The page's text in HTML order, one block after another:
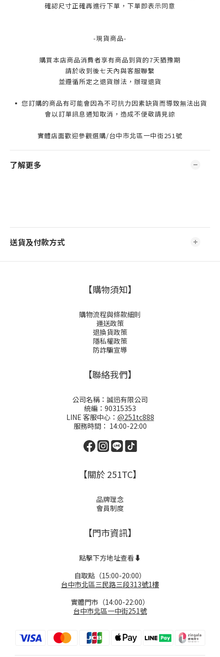
確認尺寸正確再進行下單，下單即表示同意
-現貨商品-
購買本店商品消費者享有商品到貨的7天猶豫期
請於收到後七天內與客服聯繫
並遵循所定之退貨辦法，辦理退貨
▪️ 您訂購的商品有可能會因為不可抗力因素缺貨而導致無法出貨
會以訂單訊息通知取消，造成不便敬請見諒
實體店面歡迎參觀選購/台中市北區一中街251號
了解更多
送貨及付款方式
【購物須知】
購物流程與條款細則
運送政策
退換貨政策
隱私權政策
防詐騙宣導
【聯絡我們】
公司名稱：誠迅有限公司
統編：90315353
LINE 客服中心： @251tc888
服務時間： 14:00-22:00
【關於 251TC】
品牌理念
會員制度
【門市資訊】
點擊下方地址查看⬇️
自取點（15:00-20:00）
台中市北區三民路三段313號1樓
實體門市（14:00-22:00）
台中市北區一中街251號